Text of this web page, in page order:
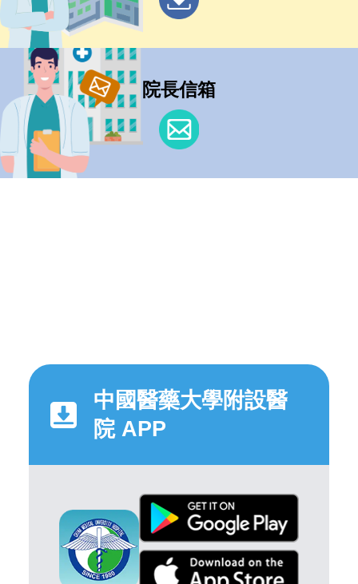
院長信箱
中國醫藥大學附設醫
院 APP